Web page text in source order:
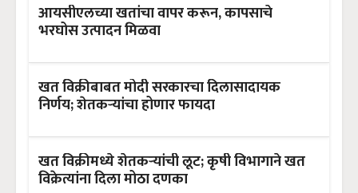
आयसीएलच्या खतांचा वापर करून, कापसाचे
भरघोस उत्पादन मिळवा
खत विक्रीबाबत मोदी सरकारचा दिलासादायक
निर्णय; शेतकऱ्यांचा होणार फायदा
खत विक्रीमध्ये शेतकऱ्यांची लूट; कृषी विभागाने खत
विक्रेत्यांना दिला मोठा दणका